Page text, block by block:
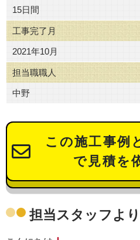
15日間
工事完了月
2021年10月
担当職職人
中野
この施工事例
で見積を
担当スタッフより